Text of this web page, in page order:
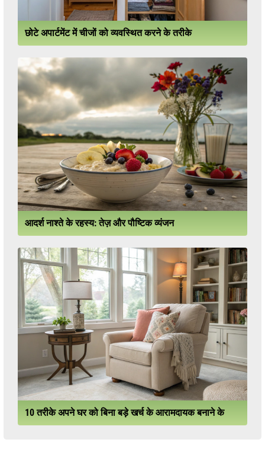
छोटे अपार्टमेंट में चीजों को व्यवस्थित करने के तरीके
आदर्श नाश्ते के रहस्य: तेज़ और पौष्टिक व्यंजन
10 तरीके अपने घर को बिना बड़े खर्च के आरामदायक बनाने के